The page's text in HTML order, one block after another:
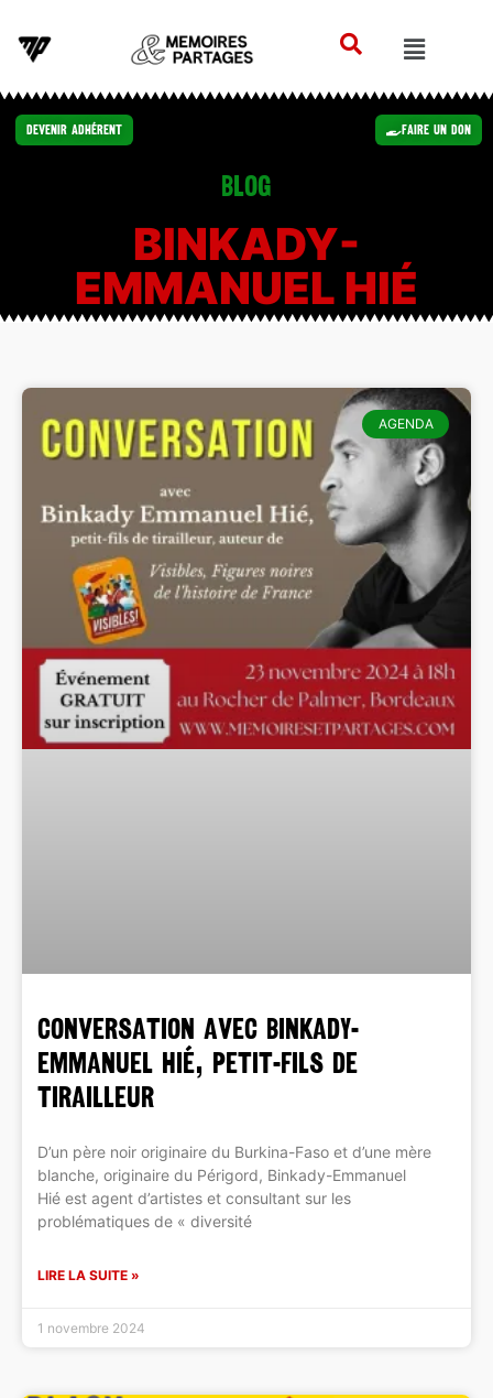
Devenir Adhérent Faire un Don
Blog
BINKADY-
EMMANUEL HIÉ
AGENDA
CONVERSATION AVEC BINKADY-
EMMANUEL HIÉ, PETIT-FILS DE
TIRAILLEUR
D’un père noir originaire du Burkina-Faso et d’une mère
blanche, originaire du Périgord, Binkady-Emmanuel
Hié est agent d’artistes et consultant sur les
problématiques de « diversité
LIRE LA SUITE »
1 novembre 2024